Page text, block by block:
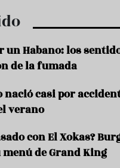
un Habano: los
de la fumada
nació casi por
verano
con El Xokas?
de Grand King